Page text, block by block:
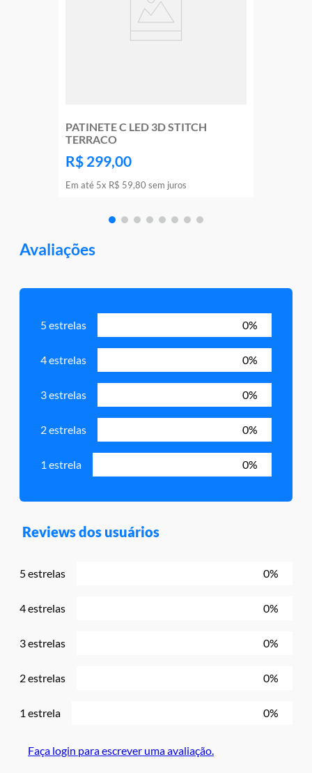
PATINETE C LED 3D STITCH
TERRACO
R$ 299,00
Em até 5x R$ 59,80 sem juros
Avaliações
5 estrelas 0%
4 estrelas 0%
3 estrelas 0%
2 estrelas 0%
1 estrela 0%
Reviews dos usuários
5 estrelas 0%
4 estrelas 0%
3 estrelas 0%
2 estrelas 0%
1 estrela 0%
Faça login para escrever uma avaliação.